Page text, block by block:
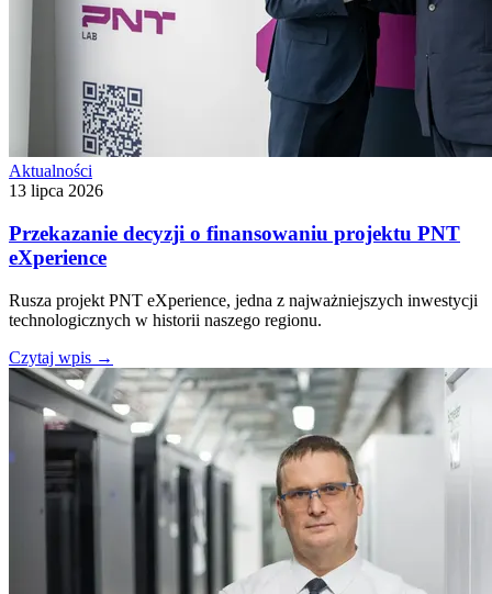
Aktualności
13 lipca 2026
Przekazanie decyzji o finansowaniu projektu PNT
eXperience
Rusza projekt PNT eXperience, jedna z najważniejszych inwestycji
technologicznych w historii naszego regionu.
Czytaj wpis →